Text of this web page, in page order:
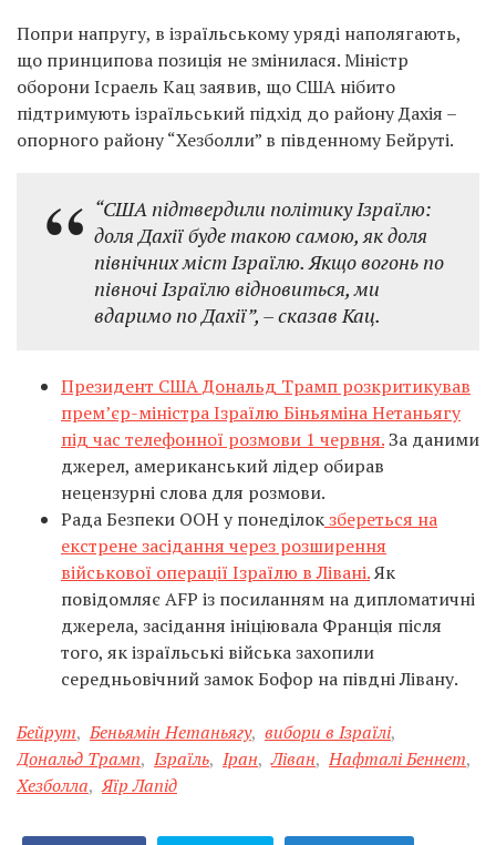
Попри напругу, в ізраїльському уряді наполягають,
що принципова позиція не змінилася. Міністр
оборони Ісраель Кац заявив, що США нібито
підтримують ізраїльський підхід до району Дахія –
опорного району “Хезболли” в південному Бейруті.
“США підтвердили політику Ізраїлю:
доля Дахії буде такою самою, як доля
північних міст Ізраїлю. Якщо вогонь по
півночі Ізраїлю відновиться, ми
вдаримо по Дахії”, – сказав Кац.
Президент США Дональд Трамп розкритикував
прем’єр-міністра Ізраїлю Біньяміна Нетаньягу
під час телефонної розмови 1 червня.За даними
джерел, американський лідер обирав
нецензурні слова для розмови.
Рада Безпеки ООН у понеділокзбереться на
екстрене засідання через розширення
військової операції Ізраїлю в Лівані.Як
повідомляє AFP із посиланням на дипломатичні
джерела, засідання ініціювала Франція після
того, як ізраїльські війська захопили
середньовічний замок Бофор на півдні Лівану.
Бейрут, Беньямін Нетаньягу, вибори в Ізраїлі,
Дональд Трамп, Ізраїль, Іран, Ліван, Нафталі Беннет,
Хезболла, Яїр Лапід